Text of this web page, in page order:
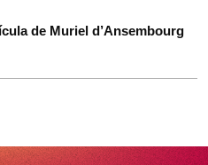
de Muriel d’Ansembourg